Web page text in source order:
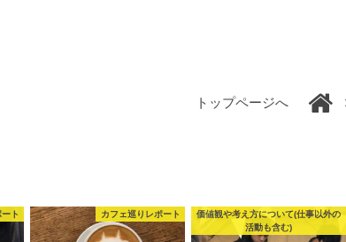
トップページへ
ト カフェ巡りレポート
価値観や考え方について(仕事以外の
活動も含む)